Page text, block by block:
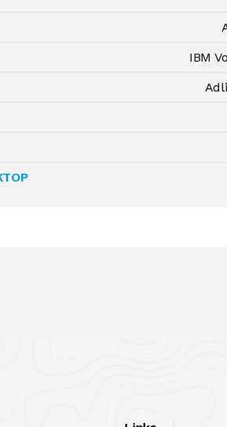
IBM